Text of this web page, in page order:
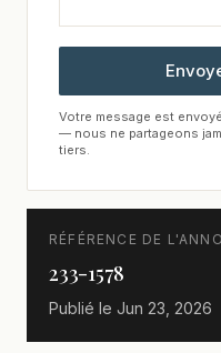
Votre message est
— nous ne partageons
tiers.
RÉFÉRENCE DE
233-1578
Publié le Jun 23, 2026